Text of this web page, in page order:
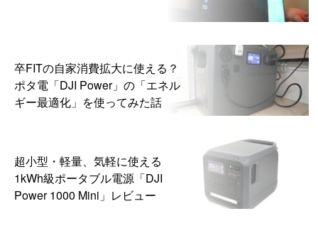
卒FITの自家消費拡大に使える？
ポタ電「DJI Power」の「エネル
ギー最適化」を使ってみた話
超小型・軽量、気軽に使える
1kWh級ポータブル電源「DJI
Power 1000 Mini」レビュー